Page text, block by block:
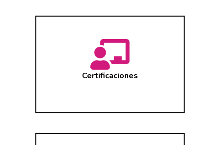
Certificaciones